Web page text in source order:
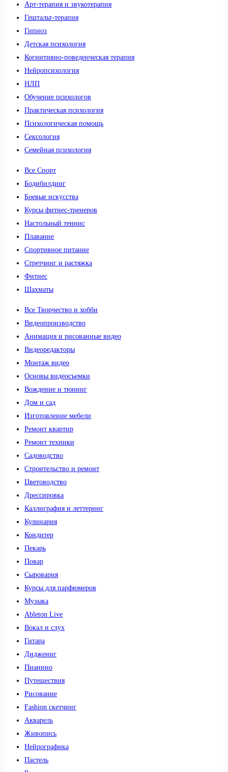
Арт-терапия и звукотерапия
Гештальт-терапия
Гипноз
Детская психология
Когнитивно-поведенческая терапия
Нейропсихология
НЛП
Обучение психологов
Практическая психология
Психологическая помощь
Сексология
Семейная психология
Все Спорт
Бодибилдинг
Боевые искусства
Курсы фитнес-тренеров
Настольный теннис
Плавание
Спортивное питание
Стретчинг и растяжка
Фитнес
Шахматы
Все Творчество и хобби
Видеопроизводство
Анимация и рисованные видео
Видеоредакторы
Монтаж видео
Основы видеосъемки
Вождение и тюнинг
Дом и сад
Изготовление мебели
Ремонт квартир
Ремонт техники
Садоводство
Строительство и ремонт
Цветоводство
Дрессировка
Каллиграфия и леттеринг
Кулинария
Кондитер
Пекарь
Повар
Сыроварня
Курсы для парфюмеров
Музыка
Ableton Live
Вокал и слух
Гитара
Диджеинг
Пианино
Путешествия
Рисование
Fashion скетчинг
Акварель
Живопись
Нейрографика
Пастель